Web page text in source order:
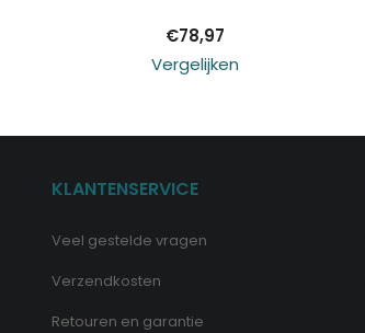
€78,97
Vergelijken
KLANTENSERVICE
Veel gestelde vragen
Verzendkosten
Retouren en garantie